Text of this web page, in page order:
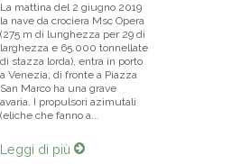
La mattina del 2 giugno 2019
la nave da crociera Msc Opera
(275 m di lunghezza per 29 di
larghezza e 65.000 tonnellate
di stazza lorda), entra in porto
a Venezia; di fronte a Piazza
San Marco ha una grave
avaria. I propulsori azimutali
(eliche che fanno a...
Leggi di più